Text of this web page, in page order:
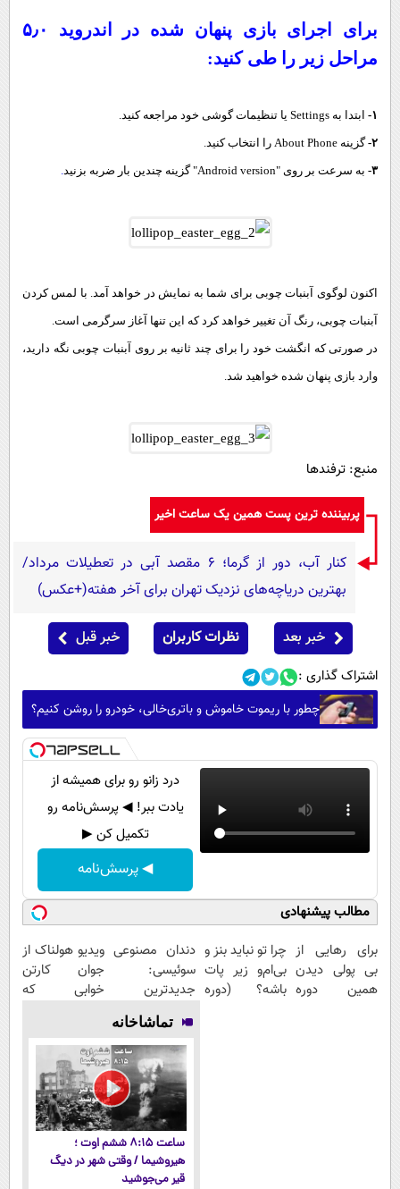
برای اجرای بازی پنهان شده در اندروید ۵٫۰
مراحل زیر را طی کنید:
۱- ابتدا به Settings یا تنظیمات گوشی خود مراجعه کنید.
۲- گزینه About Phone را انتخاب کنید.
۳- به سرعت بر روی "Android version" گزینه چندین بار ضربه بزنید.
اکنون لوگوی آبنبات چوبی برای شما به نمایش در خواهد آمد. با لمس کردن
آبنبات چوبی، رنگ آن تغییر خواهد کرد که این تنها آغاز سرگرمی است.
در صورتی که انگشت خود را برای چند ثانیه بر روی آبنبات چوبی نگه دارید،
وارد بازی پنهان شده خواهید شد.
منبع: ترفندها
پربیننده ترین پست همین یک ساعت اخیر
کنار آب، دور از گرما؛ ۶ مقصد آبی در تعطیلات مرداد/
بهترین دریاچه‌های نزدیک تهران برای آخر هفته(+عکس)
خبر بعد نظرات کاربران خبر قبل
اشتراک گذاری :
چطور با ریموت خاموش و باتری‌خالی، خودرو را روشن کنیم؟
درد زانو رو برای همیشه از
یادت ببر! ◀ پرسش‌نامه رو
تکمیل کن ▶
◀ پرسش‌نامه
مطالب پیشنهادی
برای رهایی از
بی پولی دیدن
همین دوره
چرا تو نباید بنز و
بی‌ام‌و زیر پات
باشه؟ (دوره
دندان مصنوعی
سوئیسی:
جدیدترین
فناوری اروپا،
سبک و مقاوم |
پرداخت قسطی
ویدیو هولناک از
جوان کارتن
خوابی که
تماشاخانه
ساعت ۸:۱۵ ششم اوت ؛
هیروشیما / وقتی شهر در دیگ
قیر می‌جوشید